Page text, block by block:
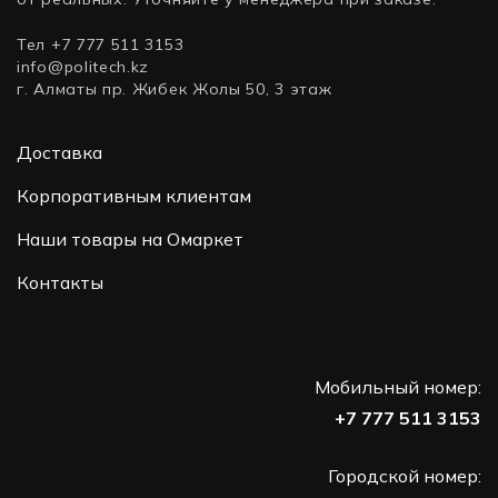
Тел +7 777 511 3153
info@politech.kz
г. Алматы пр. Жибек Жолы 50, 3 этаж
Доставка
Корпоративным клиентам
Наши товары на Омаркет
Контакты
Мобильный номер:
+7 777 511 3153
Городской номер: